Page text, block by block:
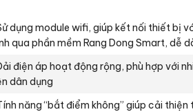
dụng module wifi, giúp kết nối thiết bị
qua phần mềm Rang Dong Smart, dễ
điện áp hoạt động rộng, phù hợp với
dân dụng
năng “bắt điểm không” giúp cải